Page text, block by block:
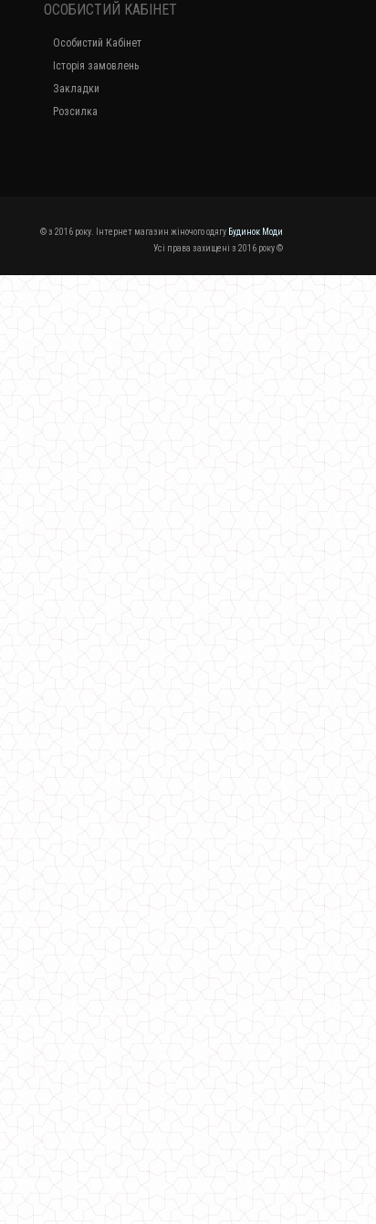
ОСОБИСТИЙ КАБІНЕТ
Особистий Кабінет
Історія замовлень
Закладки
Розсилка
© з 2016 року. Інтернет магазин жіночого одягу Будинок Моди
Усі права захищені з 2016 року ©